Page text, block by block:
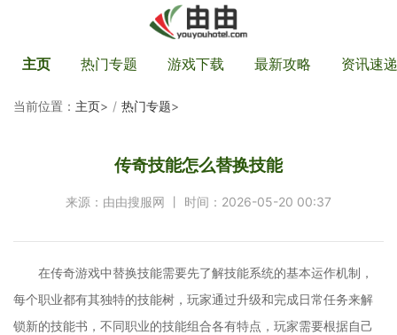
主页 热门专题 游戏下载 最新攻略 资讯速递
当前位置： 主页> 热门专题>
传奇技能怎么替换技能
来源：由由搜服网 丨 时间：2026-05-20 00:37
在传奇游戏中替换技能需要先了解技能系统的基本运作机制，
每个职业都有其独特的技能树，玩家通过升级和完成日常任务来解
锁新的技能书，不同职业的技能组合各有特点，玩家需要根据自己